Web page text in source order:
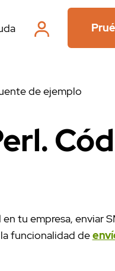
de ejemplo
tu empresa, enviar
funcionalidad de